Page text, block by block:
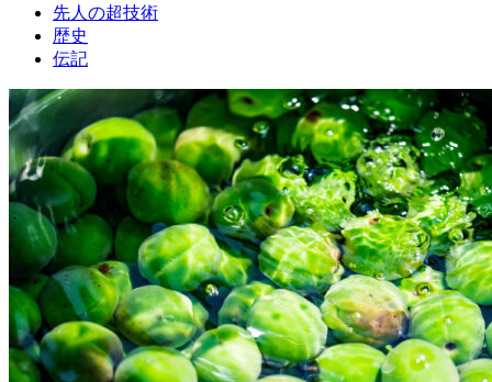
先人の超技術
歴史
伝記